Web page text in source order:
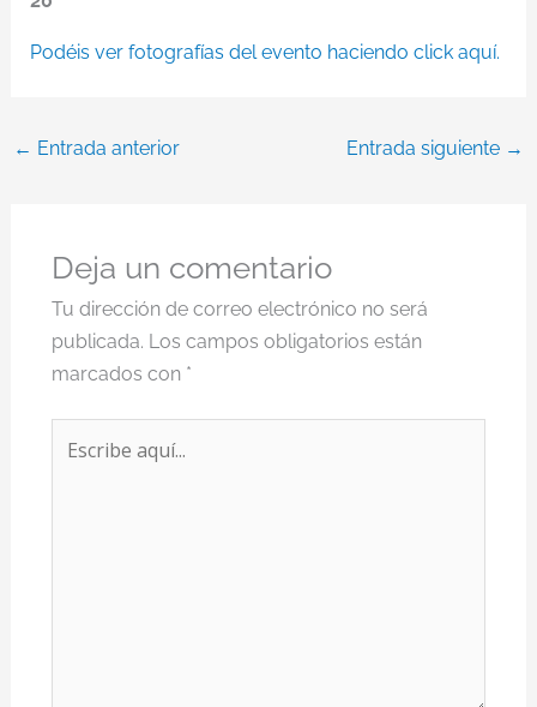
Podéis ver fotografías del evento haciendo click aquí.
← Entrada anterior Entrada siguiente →
Deja un comentario
Tu dirección de correo electrónico no será
publicada. Los campos obligatorios están
marcados con *